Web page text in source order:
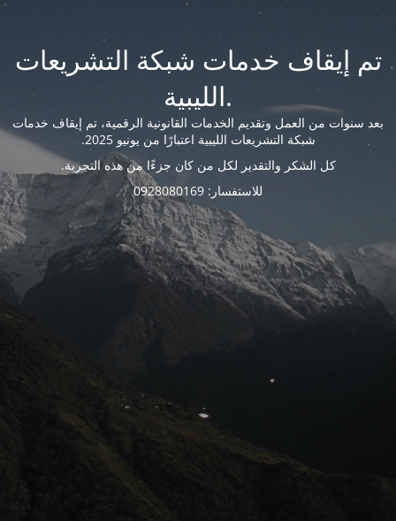
تم إيقاف خدمات شبكة التشريعات
الليبية.
بعد سنوات من العمل وتقديم الخدمات القانونية الرقمية، تم إيقاف خدمات
شبكة التشريعات الليبية اعتبارًا من يونيو 2025.
كل الشكر والتقدير لكل من كان جزءًا من هذه التجربة.
للاستفسار: 0928080169